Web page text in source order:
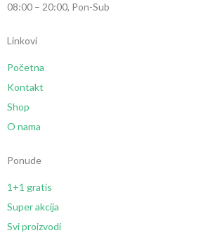
08:00 – 20:00, Pon-Sub
Linkovi
Početna
Kontakt
Shop
O nama
Ponude
1+1 gratis
Super akcija
Svi proizvodi